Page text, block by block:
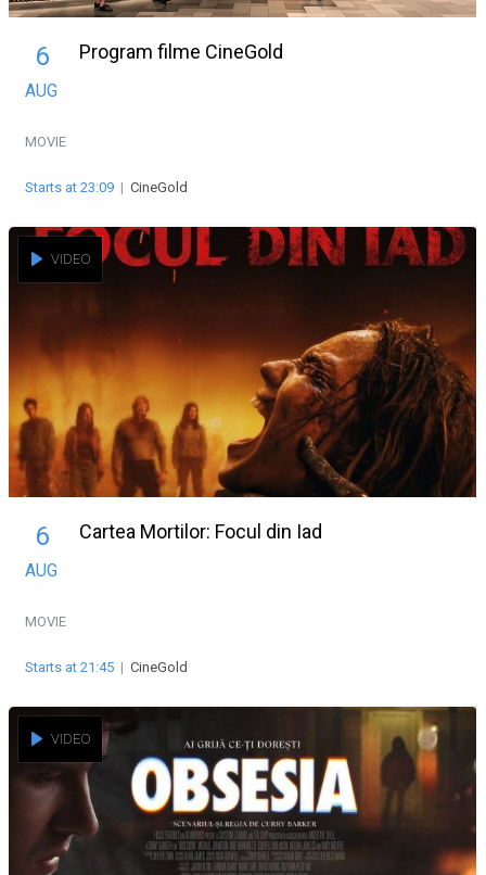
6
AUG
Program filme CineGold
MOVIE
Starts at 23:09 | CineGold
VIDEO
6
AUG
Cartea Mortilor: Focul din Iad
MOVIE
Starts at 21:45 | CineGold
VIDEO